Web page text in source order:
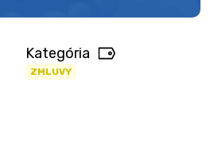
Kategória
ZMLUVY